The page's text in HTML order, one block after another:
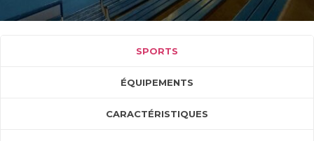
SPORTS
ÉQUIPEMENTS
CARACTÉRISTIQUES